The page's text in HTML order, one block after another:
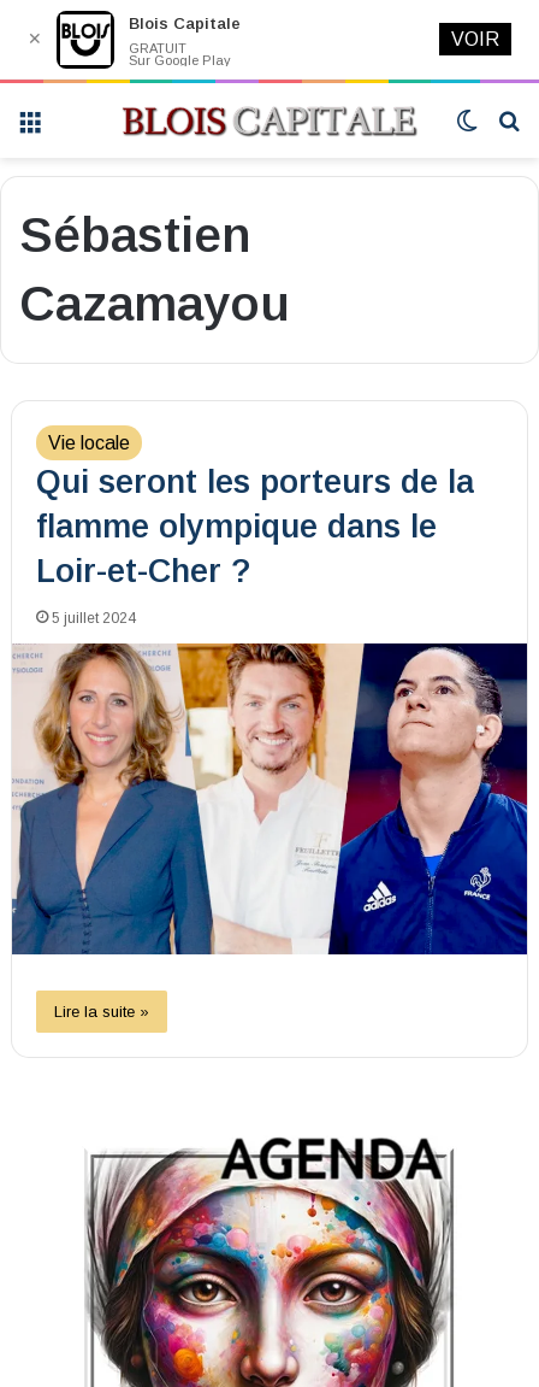
Switch
Sébastien
Cazamayou
Vie locale
Qui seront les porteurs de la
flamme olympique dans le
Loir-et-Cher ?
5 juillet 2024
Lire la suite »
✕
Blois Capitale
GRATUIT
Sur Google Play
VOIR